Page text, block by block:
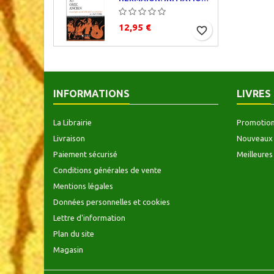
12,95 € favorite_border
INFORMATIONS
La Librairie
Livraison
Paiement sécurisé
Conditions générales de vente
Mentions légales
Données personnelles et cookies
Lettre d'information
Plan du site
Magasin
LIVRES
Nouveaux